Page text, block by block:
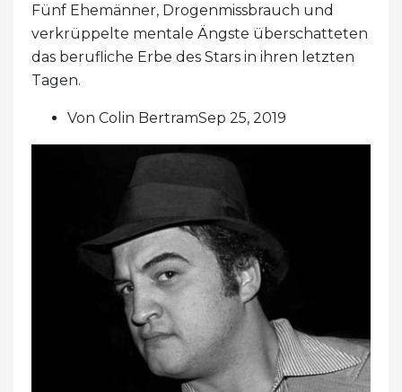
Fünf Ehemänner, Drogenmissbrauch und
verkrüppelte mentale Ängste überschatteten
das berufliche Erbe des Stars in ihren letzten
Tagen.
Von Colin BertramSep 25, 2019